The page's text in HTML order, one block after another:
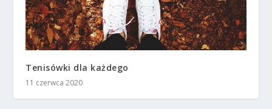
Tenisówki dla każdego
11 czerwca 2020